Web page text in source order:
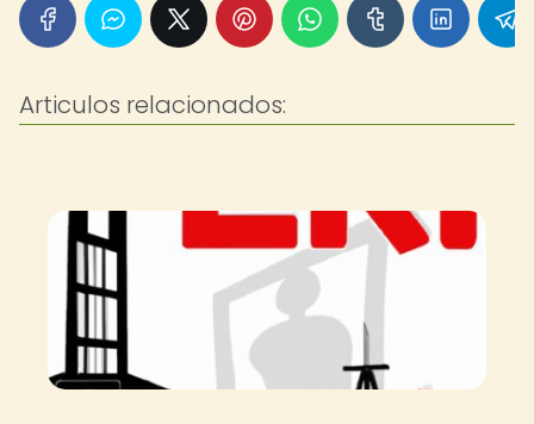
Articulos relacionados: